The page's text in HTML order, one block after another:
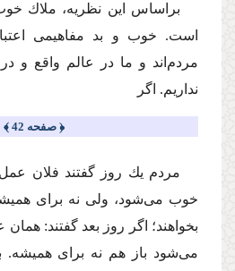
براساس این نظریه، ملاك
است. خوب و بد مفاهیمى
مردم‌اند و ما در عالم واقع و
نداریم. اگر
﴿ صفحه 42 ﴾
مردم یك روز گفتند فلان
خوب مى‌شود، ولى نه براى
بخواهند؛ اگر روز بعد گفتند:
مى‌شود باز هم نه براى همیشه.